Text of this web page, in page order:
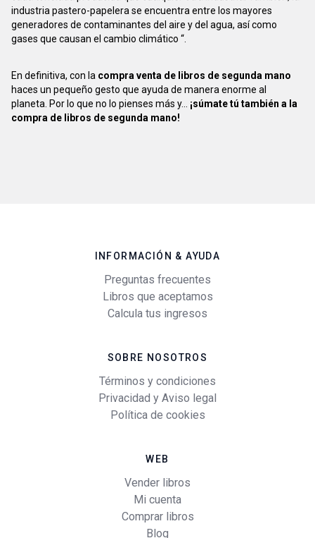
industria pastero-papelera se encuentra entre los mayores
generadores de contaminantes del aire y del agua, así como
gases que causan el cambio climático “.
En definitiva, con la compra venta de libros de segunda mano
haces un pequeño gesto que ayuda de manera enorme al
planeta. Por lo que no lo pienses más y... ¡súmate tú también a la
compra de libros de segunda mano!
INFORMACIÓN & AYUDA
Preguntas frecuentes
Libros que aceptamos
Calcula tus ingresos
SOBRE NOSOTROS
Términos y condiciones
Privacidad y Aviso legal
Política de cookies
WEB
Vender libros
Mi cuenta
Comprar libros
Blog